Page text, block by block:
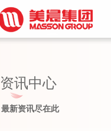
资讯中心
最新资讯尽在此